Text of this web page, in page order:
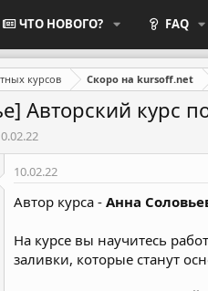
ЧТО НОВОГО? FAQ
курсов Скоро на kursoff.net
Авторский курс
10.02.22
Автор курса - Анна
На курсе вы научитесь
заливки, которые станут